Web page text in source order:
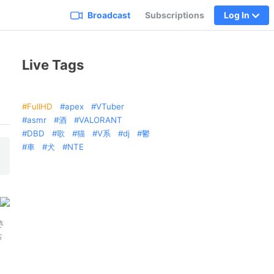
Broadcast Subscriptions Log In
Live Tags
FullHD apex
VTuber
asmr
酒
VALORANT
DBD
歌 猫 V系 dj
鬱
車
犬 NTE